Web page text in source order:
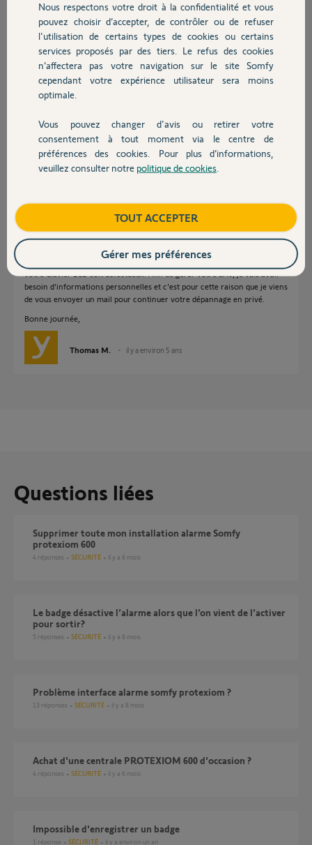
Chauffage
Autres produits
Devis avec un pro
Contact
enregistrement dans la liste des éléments du système depuis
l'interface web.
Est-ce un problème d'incompatibilité, un clavier défectueux ?
J'ai tout essayé mais rien à faire.
il y a environ 5 ans
Participer au fil de discussion
Réponses
Bonjour Olivier,
Je vous confirme que d'après ce que vous nous indiquez, il semblerait que
votre Clavier LCD soit défectueux. Afin de gérer votre SAV, je vais avoir
besoin d'informations personnelles et c'est pour cette raison que je viens
de vous envoyer un mail pour continuer votre dépannage en privé.
Bonne journée,
Thomas M. il y a environ 5 ans
Questions liées
Supprimer toute mon installation alarme Somfy
protexiom 600
4 réponses SÉCURITÉ il y a 6 mois
Le badge désactive l’alarme alors que l’on vient de l’activer
pour sortir?
5 réponses SÉCURITÉ il y a 6 mois
Problème interface alarme somfy protexiom ?
13 réponses SÉCURITÉ il y a 8 mois
Achat d'une centrale PROTEXIOM 600 d'occasion ?
4 réponses SÉCURITÉ il y a 6 mois
Impossible d'enregistrer un badge
1 réponse SÉCURITÉ il y a environ un an
Nous respectons votre droit à la confidentialité et vous
pouvez choisir d’accepter, de contrôler ou de refuser
l'utilisation de certains types de cookies ou certains
services proposés par des tiers. Le refus des cookies
n’affectera pas votre navigation sur le site Somfy
cependant votre expérience utilisateur sera moins
optimale.
Vous pouvez changer d'avis ou retirer votre
consentement à tout moment via le centre de
préférences des cookies. Pour plus d’informations,
veuillez consulter notre politique de cookies
TOUT ACCEPTER
Gérer mes préférences